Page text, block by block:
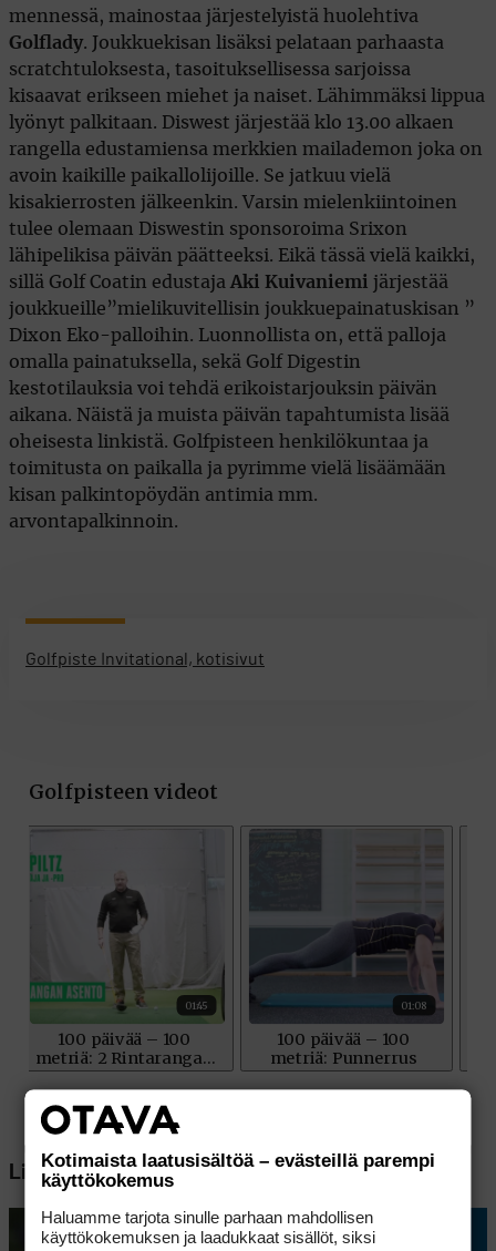
mennessä, mainostaa järjestelyistä huolehtiva
Golflady. Joukkuekisan lisäksi pelataan parhaasta
scratchtuloksesta, tasoituksellisessa sarjoissa
kisaavat erikseen miehet ja naiset. Lähimmäksi lippua
lyönyt palkitaan. Diswest järjestää klo 13.00 alkaen
rangella edustamiensa merkkien mailademon joka on
avoin kaikille paikallolijoille. Se jatkuu vielä
kisakierrosten jälkeenkin. Varsin mielenkiintoinen
tulee olemaan Diswestin sponsoroima Srixon
lähipelikisa päivän päätteeksi. Eikä tässä vielä kaikki,
sillä Golf Coatin edustaja Aki Kuivaniemi järjestää
joukkueille”mielikuvitellisin joukkuepainatuskisan ”
Dixon Eko-palloihin. Luonnollista on, että palloja
omalla painatuksella, sekä Golf Digestin
kestotilauksia voi tehdä erikoistarjouksin päivän
aikana. Näistä ja muista päivän tapahtumista lisää
oheisesta linkistä. Golfpisteen henkilökuntaa ja
toimitusta on paikalla ja pyrimme vielä lisäämään
kisan palkintopöydän antimia mm.
arvontapalkinnoin.
Golfpiste Invitational, kotisivut
Lisää aiheesta
Kotimaista laatusisältöä – evästeillä parempi
käyttökokemus
Haluamme tarjota sinulle parhaan mahdollisen
käyttökokemuksen ja laadukkaat sisällöt, siksi